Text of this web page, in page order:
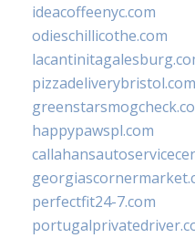
ideacoffeenyc.com
odieschillicothe.com
pizzadeliverybristol.com
happypawspl.com
perfectfit24-7.com